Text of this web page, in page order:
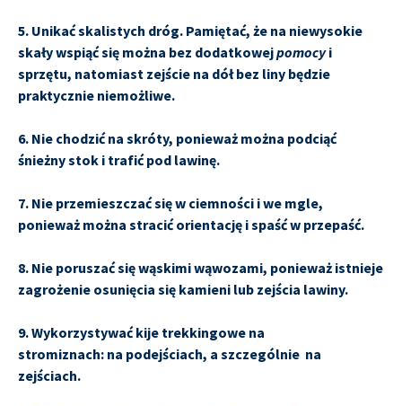
5. Unikać skalistych dróg. Pamiętać, że na niewysokie
skały wspiąć się można bez dodatkowejpomocyi
sprzętu, natomiast zejście na dół bez liny będzie
praktycznie niemożliwe.
6. Nie chodzić na skróty, ponieważ można podciąć
śnieżny stok i trafić pod lawinę.
7. Nie przemieszczać się w ciemności i we mgle,
ponieważ można stracić orientację i spaść w przepaść.
8. Nie poruszać się wąskimi wąwozami, ponieważ istnieje
zagrożenie osunięcia się kamieni lub zejścia lawiny.
9. Wykorzystywać kije trekkingowe na
stromiznach: na podejściach, a szczególnie na
zejściach.